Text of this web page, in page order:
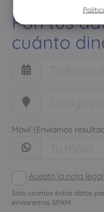
Pon tus
cuánto
Móvil (Enviamos
Acepto la nota legal
Solo usamos estos datos
enviaremos SPAM